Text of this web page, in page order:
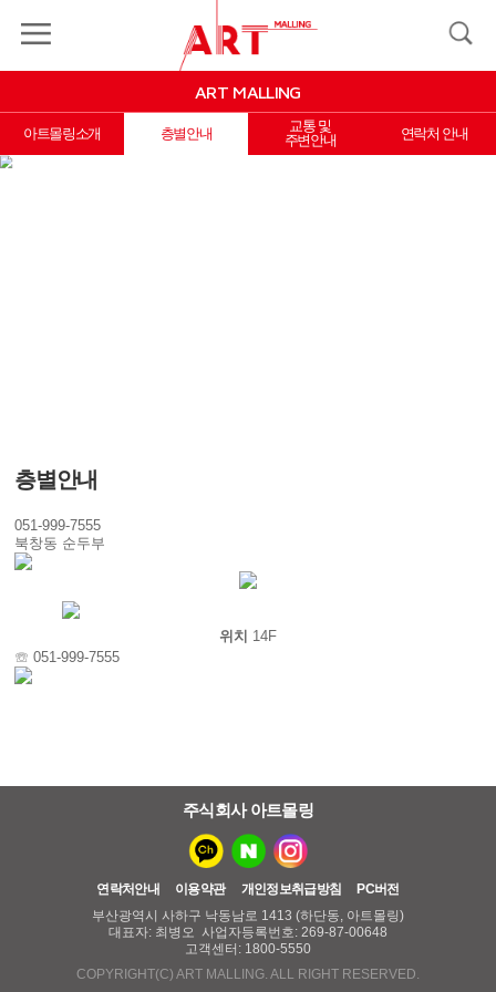
ART MALLING
아트몰링소개 층별안내
교통 및
주변안내
연락처 안내
층별안내
051-999-7555
북창동 순두부
위치 14F
☏ 051-999-7555
주식회사 아트몰링
연락처안내 이용약관 개인정보취급방침
PC버전
부산광역시 사하구 낙동남로 1413 (하단동, 아트몰링)
대표자: 최병오 사업자등록번호: 269-87-00648
고객센터: 1800-5550
COPYRIGHT(C) ART MALLING. ALL RIGHT RESERVED.
MY
LOGIN
JOIN
MALLING
EVENT&COUPON